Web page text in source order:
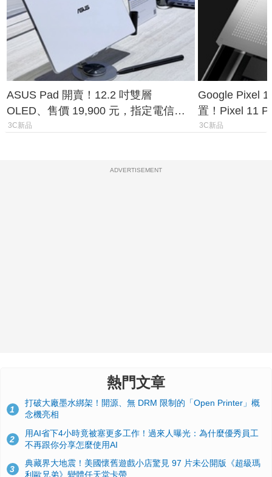
ASUS Pad 開賣！12.2 吋雙層
OLED、售價 19,900 元，指定電信資
費最低 0 元入手
3C新品
Google Pixel
置！Pixel 11
1.6%
3C新品
ADVERTISEMENT
熱門文章
1
打破大廠墨水綁架！開源、無 DRM 限制的「Open Printer」概
念機亮相
2
用AI省下4小時竟被塞更多工作！過來人曝光：為什麼優秀員工
不再跟你分享怎麼使用AI
3
典藏界大地震！美國懷舊遊戲小店驚見 97 片未公開版《超級瑪
利歐兄弟》變體任天堂卡帶